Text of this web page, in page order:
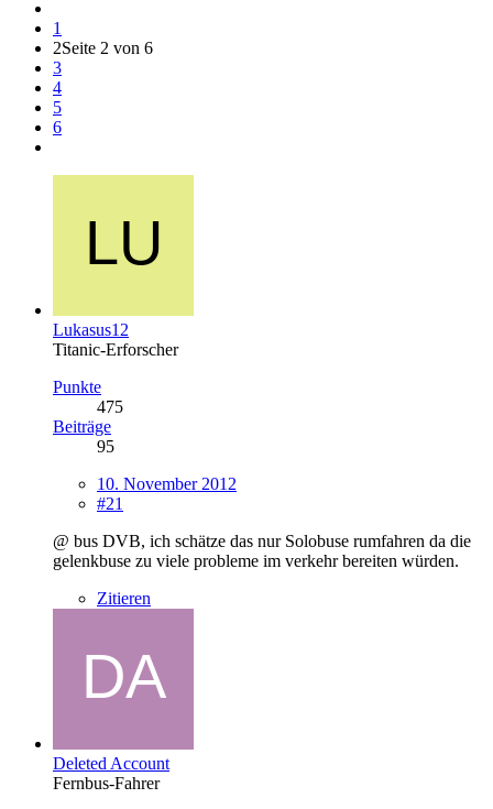
1
2Seite 2 von 6
3
4
5
6
Lukasus12
Titanic-Erforscher
Punkte
475
Beiträge
95
10. November 2012
#21
@ bus DVB, ich schätze das nur Solobuse rumfahren da die
gelenkbuse zu viele probleme im verkehr bereiten würden.
Zitieren
Deleted Account
Fernbus-Fahrer